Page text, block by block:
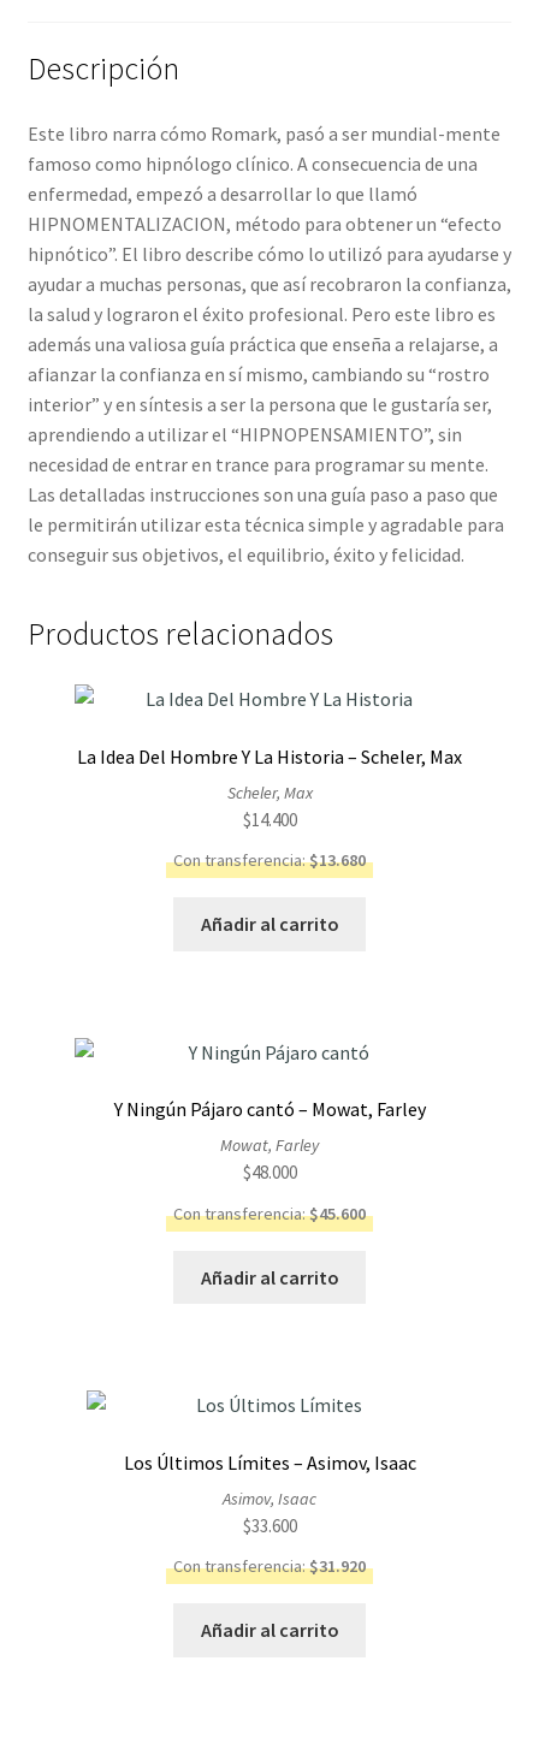
Descripción
Este libro narra cómo Romark, pasó a ser mundial-mente
famoso como hipnólogo clínico. A consecuencia de una
enfermedad, empezó a desarrollar lo que llamó
HIPNOMENTALIZACION, método para obtener un “efecto
hipnótico”. El libro describe cómo lo utilizó para ayudarse y
ayudar a muchas personas, que así recobraron la confianza,
la salud y lograron el éxito profesional. Pero este libro es
además una valiosa guía práctica que enseña a relajarse, a
afianzar la confianza en sí mismo, cambiando su “rostro
interior” y en síntesis a ser la persona que le gustaría ser,
aprendiendo a utilizar el “HIPNOPENSAMIENTO”, sin
necesidad de entrar en trance para programar su mente.
Las detalladas instrucciones son una guía paso a paso que
le permitirán utilizar esta técnica simple y agradable para
conseguir sus objetivos, el equilibrio, éxito y felicidad.
Productos relacionados
La Idea Del Hombre Y La Historia – Scheler, Max
Scheler, Max
$14.400
Con transferencia:$13.680
Añadir al carrito
Y Ningún Pájaro cantó – Mowat, Farley
Mowat, Farley
$48.000
Con transferencia:$45.600
Añadir al carrito
Los Últimos Límites – Asimov, Isaac
Asimov, Isaac
$33.600
Con transferencia:$31.920
Añadir al carrito